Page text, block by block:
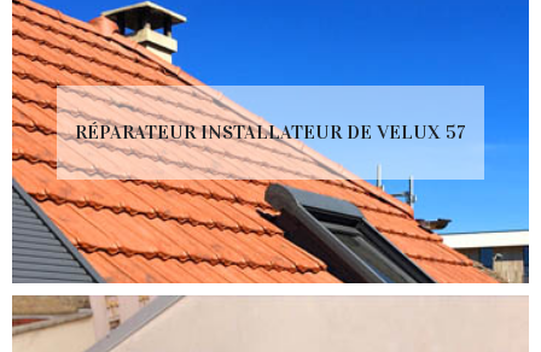
RÉPARATEUR INSTALLATEUR DE VELUX 57